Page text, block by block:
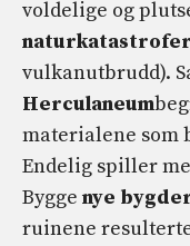
voldelige og
naturkatastrofer
vulkanutbrudd).
Herculaneum
materialene som
Endelig spiller
Bygge nye
ruinene